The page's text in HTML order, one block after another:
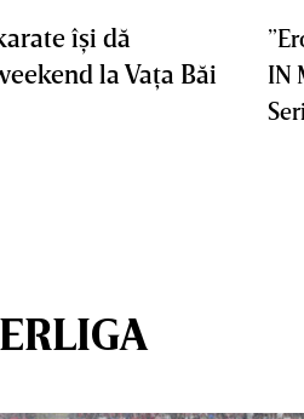
îşi dă
la Vaţa Băi
IN